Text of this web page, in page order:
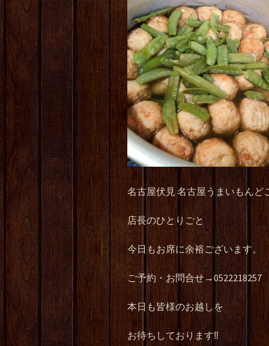
名古屋伏見 名古屋うまいもんど
店長のひとりごと
今日もお席に余裕ございます。
ご予約・お問合せ→0522218257
本日も皆様のお越しを
お待ちしております‼️